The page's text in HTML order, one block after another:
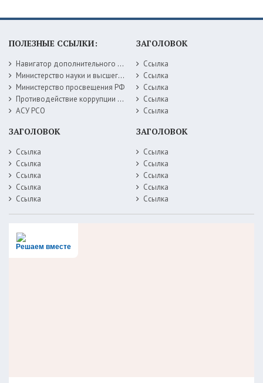
ПОЛЕЗНЫЕ ССЫЛКИ:
Навигатор дополнительного образования детей Самарской области
Министерство науки и высшего образования РФ
Министерство просвещения РФ
Противодействие коррупции Министерство образования Самарской области
АСУ РСО
ЗАГОЛОВОК
Ссылка
Ссылка
Ссылка
Ссылка
Ссылка
ЗАГОЛОВОК
Ссылка
Ссылка
Ссылка
Ссылка
Ссылка
ЗАГОЛОВОК
Ссылка
Ссылка
Ссылка
Ссылка
Ссылка
Решаем вместе